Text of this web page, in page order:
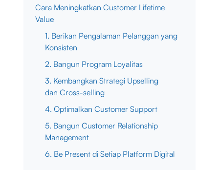
Cara Meningkatkan Customer Lifetime
Value
1. Berikan Pengalaman Pelanggan yang
Konsisten
2. Bangun Program Loyalitas
3. Kembangkan Strategi Upselling
dan Cross-selling
4. Optimalkan Customer Support
5. Bangun Customer Relationship
Management
6. Be Present di Setiap Platform Digital